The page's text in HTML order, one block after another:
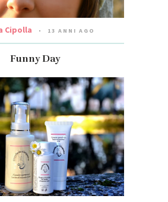
Cipolla 13 ANNI AGO
Funny Day